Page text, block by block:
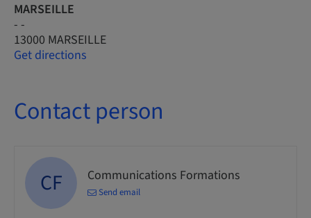
MARSEILLE
- -
13000 MARSEILLE
Get directions
Contact person
CF Communications Formations
Send email